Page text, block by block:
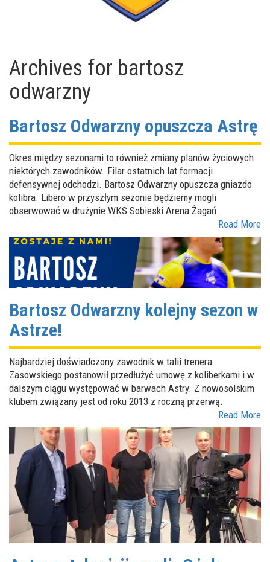
Archives for bartosz
odwarzny
Bartosz Odwarzny opuszcza Astrę
Okres między sezonami to również zmiany planów życiowych
niektórych zawodników. Filar ostatnich lat formacji
defensywnej odchodzi. Bartosz Odwarzny opuszcza gniazdo
kolibra. Libero w przyszłym sezonie będziemy mogli
obserwować w drużynie WKS Sobieski Arena Żagań.
Read More
Bartosz Odwarzny kolejny sezon w
Astrze!
Najbardziej doświadczony zawodnik w talii trenera
Zasowskiego postanowił przedłużyć umowę z koliberkami i w
dalszym ciągu występować w barwach Astry. Z nowosolskim
klubem związany jest od roku 2013 z roczną przerwą.
Read More